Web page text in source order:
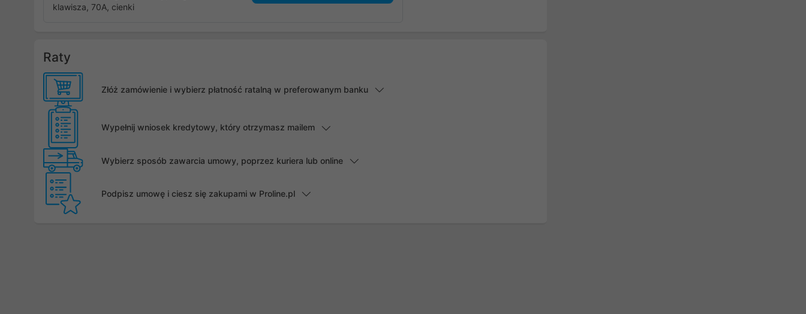
klawisza, 70A, cienki
Raty
Złóż zamówienie i wybierz płatność ratalną w preferowanym banku
Wypełnij wniosek kredytowy, który otrzymasz mailem
Wybierz sposób zawarcia umowy, poprzez kuriera lub online
Podpisz umowę i ciesz się zakupami w Proline.pl